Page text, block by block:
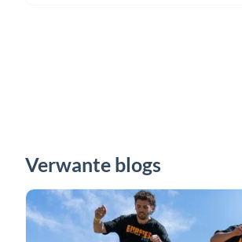
Verwante blogs
Jumper’s
knee:
wat